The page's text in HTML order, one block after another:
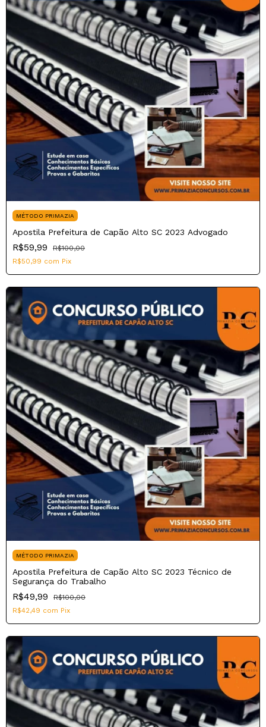
MÉTODO PRIMAZIA
Apostila Prefeitura de Capão Alto SC 2023 Advogado
R$59,99
R$100,00
R$50,99 com Pix
MÉTODO PRIMAZIA
Apostila Prefeitura de Capão Alto SC 2023 Técnico de
Segurança do Trabalho
R$49,99
R$100,00
R$42,49 com Pix